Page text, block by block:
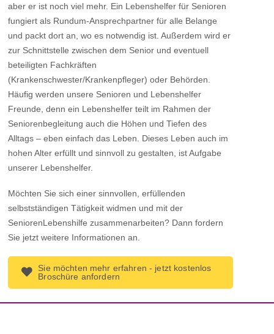
aber er ist noch viel mehr. Ein Lebenshelfer für Senioren
fungiert als Rundum-Ansprechpartner für alle Belange
und packt dort an, wo es notwendig ist. Außerdem wird er
zur Schnittstelle zwischen dem Senior und eventuell
beteiligten Fachkräften
(Krankenschwester/Krankenpfleger) oder Behörden.
Häufig werden unsere Senioren und Lebenshelfer
Freunde, denn ein Lebenshelfer teilt im Rahmen der
Seniorenbegleitung auch die Höhen und Tiefen des
Alltags – eben einfach das Leben. Dieses Leben auch im
hohen Alter erfüllt und sinnvoll zu gestalten, ist Aufgabe
unserer Lebenshelfer.
Möchten Sie sich einer sinnvollen, erfüllenden
selbstständigen Tätigkeit widmen und mit der
SeniorenLebenshilfe zusammenarbeiten? Dann fordern
Sie jetzt weitere Informationen an.
Sie möchten mehr erfahren - jetzt kostenlos
Broschüre anfordern